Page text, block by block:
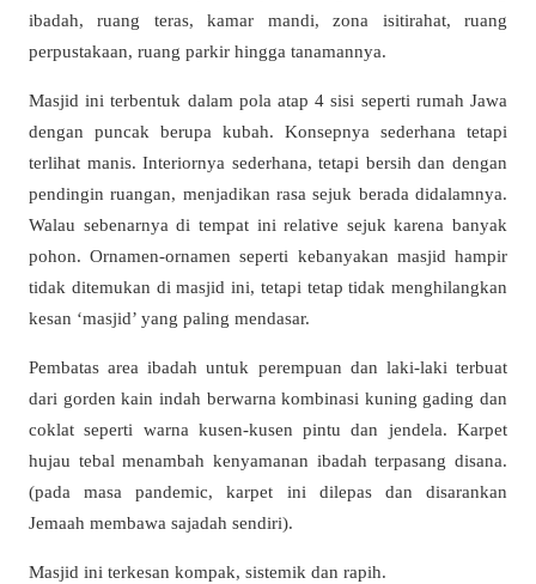
ibadah, ruang teras, kamar mandi, zona isitirahat, ruang
perpustakaan, ruang parkir hingga tanamannya.
Masjid ini terbentuk dalam pola atap 4 sisi seperti rumah Jawa
dengan puncak berupa kubah. Konsepnya sederhana tetapi
terlihat manis. Interiornya sederhana, tetapi bersih dan dengan
pendingin ruangan, menjadikan rasa sejuk berada didalamnya.
Walau sebenarnya di tempat ini relative sejuk karena banyak
pohon. Ornamen-ornamen seperti kebanyakan masjid hampir
tidak ditemukan di masjid ini, tetapi tetap tidak menghilangkan
kesan ‘masjid’ yang paling mendasar.
Pembatas area ibadah untuk perempuan dan laki-laki terbuat
dari gorden kain indah berwarna kombinasi kuning gading dan
coklat seperti warna kusen-kusen pintu dan jendela. Karpet
hujau tebal menambah kenyamanan ibadah terpasang disana.
(pada masa pandemic, karpet ini dilepas dan disarankan
Jemaah membawa sajadah sendiri).
Masjid ini terkesan kompak, sistemik dan rapih.